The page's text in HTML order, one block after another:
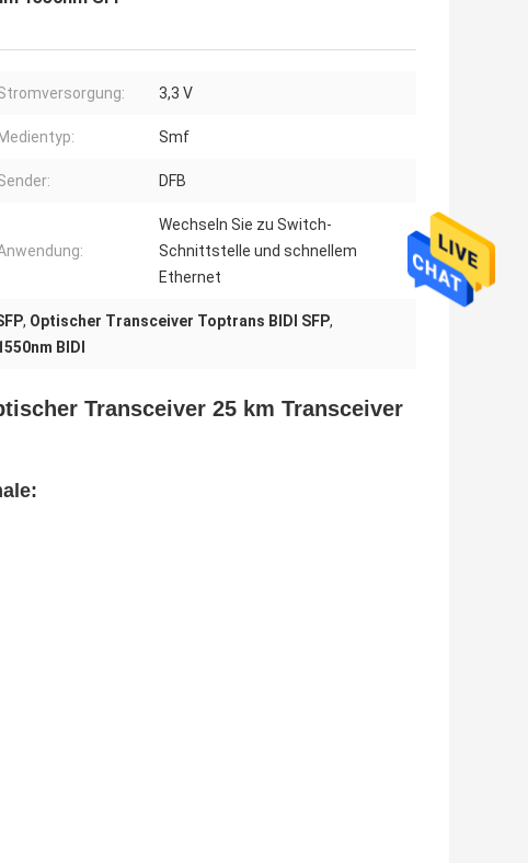
3,3 V
Medientyp: Smf
DFB
Wechseln Sie zu Switch-
Schnittstelle und schnellem
Ethernet
, Optischer Transceiver Toptrans BIDI SFP,
BIDI
Transceiver 25 km Transceiver